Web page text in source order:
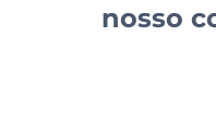
nosso